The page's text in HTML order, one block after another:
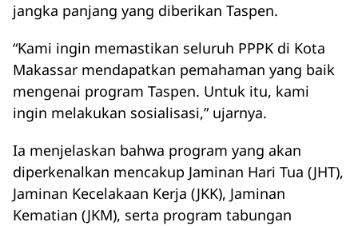
jangka panjang yang diberikan Taspen.
“Kami ingin memastikan seluruh PPPK di Kota
Makassar mendapatkan pemahaman yang baik
mengenai program Taspen. Untuk itu, kami
ingin melakukan sosialisasi,” ujarnya.
Ia menjelaskan bahwa program yang akan
diperkenalkan mencakup Jaminan Hari Tua (JHT),
Jaminan Kecelakaan Kerja (JKK), Jaminan
Kematian (JKM), serta program tabungan